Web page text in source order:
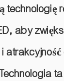
technologię
aby